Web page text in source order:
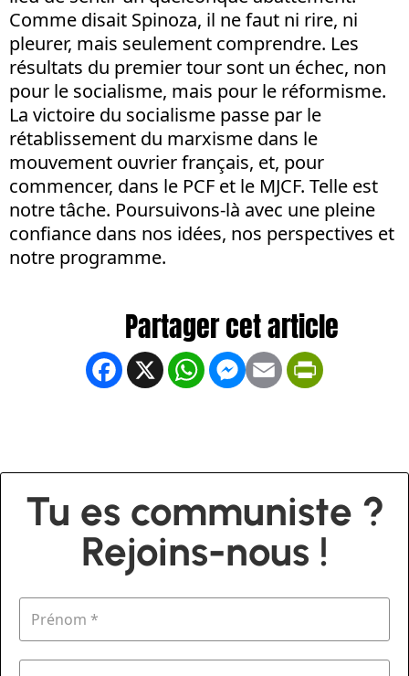
Comme disait Spinoza, il ne faut ni rire, ni
pleurer, mais seulement comprendre. Les
résultats du premier tour sont un échec, non
pour le socialisme, mais pour le réformisme.
La victoire du socialisme passe par le
rétablissement du marxisme dans le
mouvement ouvrier français, et, pour
commencer, dans le PCF et le MJCF. Telle est
notre tâche. Poursuivons-là avec une pleine
confiance dans nos idées, nos perspectives et
notre programme.
Facebook
X WhatsApp
Messenger
Email
Tu es communiste ?
Rejoins-nous !